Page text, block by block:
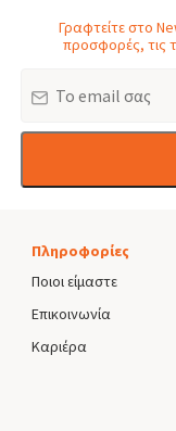
Γραφτείτε στο
προσφορές, τις
Πληροφορίες
Ποιοι είμαστε
Επικοινωνία
Καριέρα